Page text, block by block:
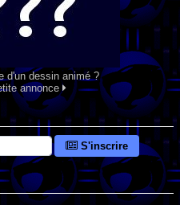
d'un dessin animé ?
annonce
S'inscrire